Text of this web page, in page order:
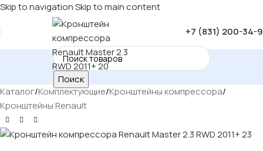
Skip to navigationSkip to main content
+7 (831) 200-34-
Поиск
Каталог/Комплектующие/Кронштейны компрессора/
Кронштейны Renault